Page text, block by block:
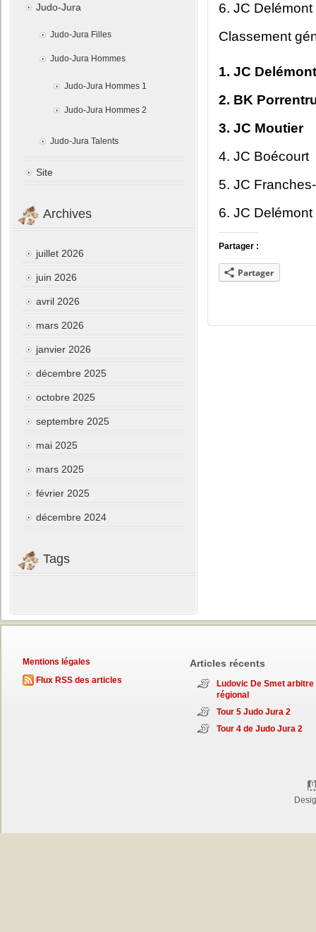
6. JC Delémont
Classement
1. JC
2. BK
3. JC Moutier
4. JC Boécourt
5. JC
6. JC Delémont
Partager :
Partager
Judo-Jura
Judo-Jura Filles
Judo-Jura Hommes
Judo-Jura Hommes 1
Judo-Jura Hommes 2
Judo-Jura Talents
Site
Archives
juillet 2026
juin 2026
avril 2026
mars 2026
janvier 2026
décembre 2025
octobre 2025
septembre 2025
mai 2025
mars 2025
février 2025
décembre 2024
Tags
Mentions légales
Flux RSS des articles
Articles récents
Ludovic De Smet arbitre
régional
Tour 5 Judo Jura 2
Tour 4 de Judo Jura 2